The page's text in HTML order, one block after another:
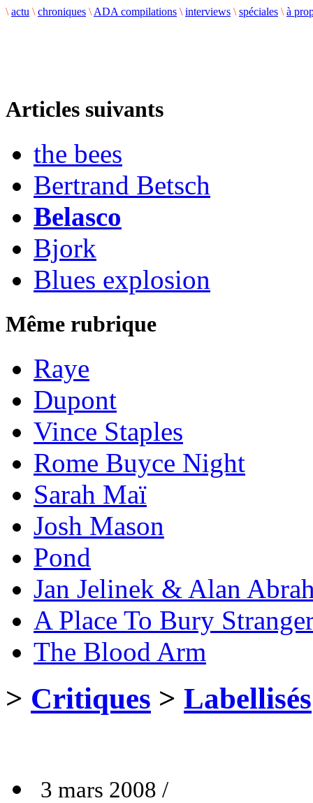
\ actu \ chroniques \ ADA compilations \ interviews \ spéciales \ à
Articles suivants
the bees
Bertrand Betsch
Belasco
Bjork
Blues explosion
Même rubrique
Raye
Dupont
Vince Staples
Rome Buyce Night
Sarah Maï
Josh Mason
Pond
Jan Jelinek & Alan
A Place To Bury
The Blood Arm
> Critiques > Labellisés
3 mars 2008 /